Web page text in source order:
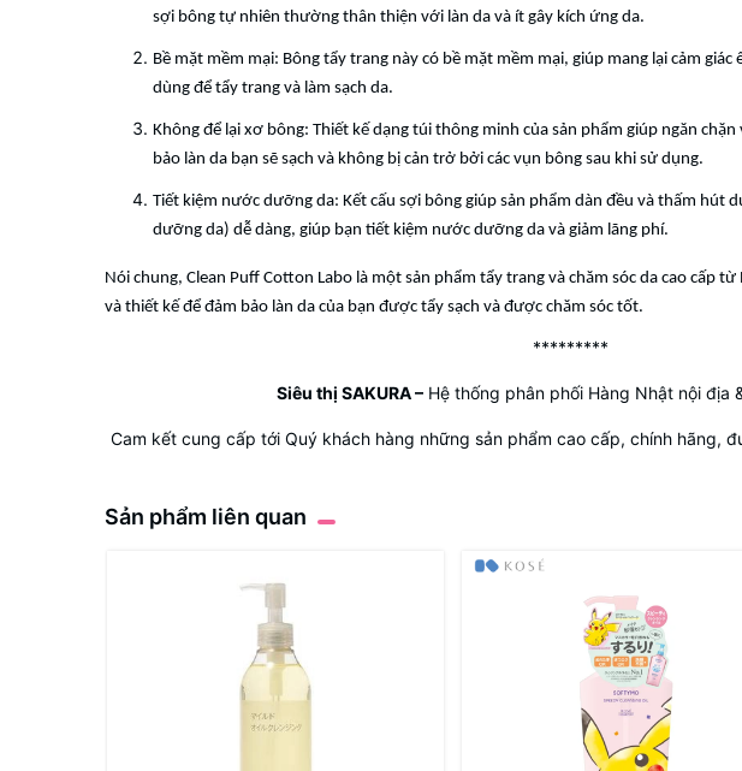
sợi bông tự nhiên thường thân thiện với làn da và ít gây kích ứng da.
Bề mặt mềm mại: Bông tẩy trang này có bề mặt mềm mại, giúp mang lại cảm
dùng để tẩy trang và làm sạch da.
Không để lại xơ bông: Thiết kế dạng túi thông minh của sản phẩm giúp ngăn
bảo làn da bạn sẽ sạch và không bị cản trở bởi các vụn bông sau khi sử dụng.
Tiết kiệm nước dưỡng da: Kết cấu sợi bông giúp sản phẩm dàn đều và thấm hút
dưỡng da) dễ dàng, giúp bạn tiết kiệm nước dưỡng da và giảm lãng phí.
Nói chung, Clean Puff Cotton Labo là một sản phẩm tẩy trang và chăm sóc da cao cấp
và thiết kế để đảm bảo làn da của bạn được tẩy sạch và được chăm sóc tốt.
*********
Siêu thị SAKURA –Hệ thống phân phối Hàng Nhật nội địa
Cam kết cung cấp tới Quý khách hàng những sản phẩm cao cấp, chính hãng,
Sản phẩm liên quan